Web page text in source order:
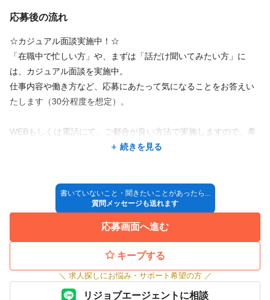
応募後の流れ
☆カジュアル面談実施中！☆
「在職中で忙しい方」や、まずは「話だけ聞いてみたい方」に
は、カジュアル面談を実施中。
仕事内容や働き方など、応募にあたって気になることをお答えい
たします（30分程度を想定）。
WEBもしくは電話にて、ご都合が良い方法で実施しますので、希
＝＝＝＝＝＝＝＝＝＝＝＝＝＝＝＝＝＝＝＝＝＝＝＝＝＝＝＝＝
●面接可否を、電話もしくはメールにてお知らせ致します。
※ドメイン指定受信の解除を予めして下さい。
続きを見る
書いていないこと・聞きたいことがあったら...
質問メッセージも送れます
応募画面へ進む
キープする
＼ 求人探しにお悩み・サポート希望の方 ／
リジョブエージェントに相談